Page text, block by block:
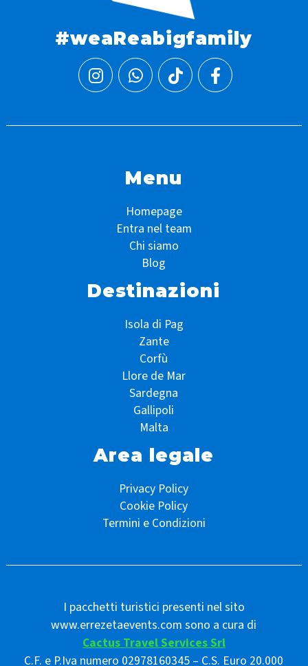
#weaReabigfamily
Menu
Homepage
Entra nel team
Chi siamo
Blog
Destinazioni
Isola di Pag
Zante
Corfù
Llore de Mar
Sardegna
Gallipoli
Malta
Area legale
Privacy Policy
Cookie Policy
Termini e Condizioni
I pacchetti turistici presenti nel sito
www.errezetaevents.com sono a cura di
Cactus Travel Services Srl
C.F. e P.Iva numero 02978160345 – C.S. Euro 20.000